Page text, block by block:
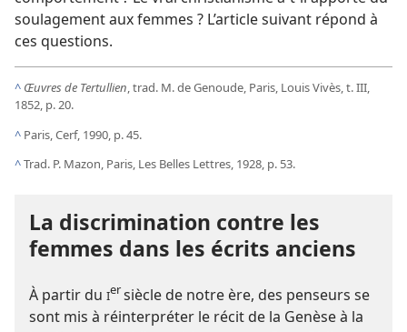
soulagement aux femmes ? L’article suivant répond à
ces questions.
^ Œuvres de Tertullien, trad. M. de Genoude, Paris, Louis Vivès, t. III,
1852, p. 20.
^ Paris, Cerf, 1990, p. 45.
^Trad. P. Mazon, Paris, Les Belles Lettres, 1928, p. 53.
La discrimination contre les
femmes dans les écrits anciens
À partir du Iersiècle de notre ère, des penseurs se
sont mis à réinterpréter le récit de la Genèse à la